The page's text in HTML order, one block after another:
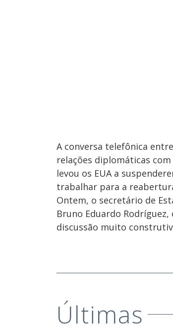
A conversa telefônica
relações diplomáticas
levou os EUA a
trabalhar para a
Ontem, o secretário de
Bruno Eduardo
discussão muito
Últimas